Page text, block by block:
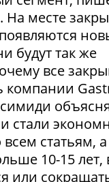
На месте
будут так же
все
компании
стали
статьям,
10-15
или